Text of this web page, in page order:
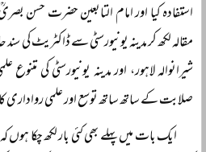
استفادہ کیا اور امام التابعین حضرت حسن
مقالہ لکھ کر مدینہ یونیورسٹی سے ڈاکٹریٹ
شیرانوالہ لاہور، اور مدینہ یونیورسٹی کی
صلابت کے ساتھ ساتھ توسع اور علمی رواداری
ایک بات میں پہلے بھی کئی بار لکھ چکا